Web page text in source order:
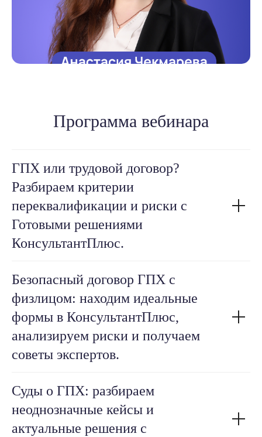
Программа вебинара
ГПХ или трудовой договор?
Разбираем критерии
переквалификации и риски с
Готовыми решениями
КонсультантПлюс.
Безопасный договор ГПХ с
физлицом: находим идеальные
формы в КонсультантПлюс,
анализируем риски и получаем
советы экспертов.
Суды о ГПХ: разбираем
неоднозначные кейсы и
актуальные решения с